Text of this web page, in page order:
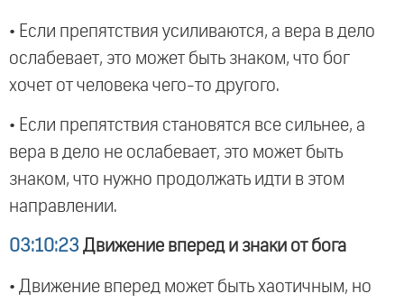
• Если препятствия усиливаются, а вера в дело
ослабевает, это может быть знаком, что бог
хочет от человека чего-то другого.
• Если препятствия становятся все сильнее, а
вера в дело не ослабевает, это может быть
знаком, что нужно продолжать идти в этом
направлении.
03:10:23 Движение вперед и знаки от бога
• Движение вперед может быть хаотичным, но